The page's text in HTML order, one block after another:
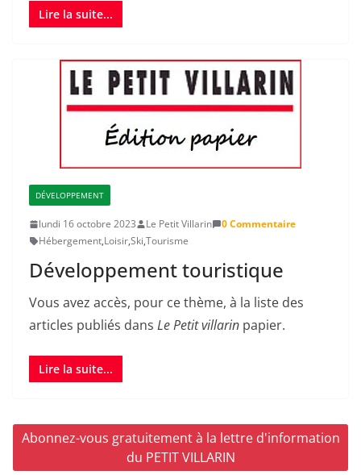
Lire la suite...
DÉVELOPPEMENT
lundi 16 octobre 2023 Le Petit Villarin
0 Commentaire
Hébergement,Loisir,Ski,Tourisme
Développement touristique
Vous avez accès, pour ce thème, à la liste des
articles publiés dans Le Petit villarin papier.
Lire la suite...
Abonnez-vous gratuitement à la lettre d'information
du PETIT VILLARIN